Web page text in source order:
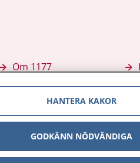
Om 1177
Aktuellt
HANTERA KAKOR
GODKÄNN NÖDVÄNDIGA